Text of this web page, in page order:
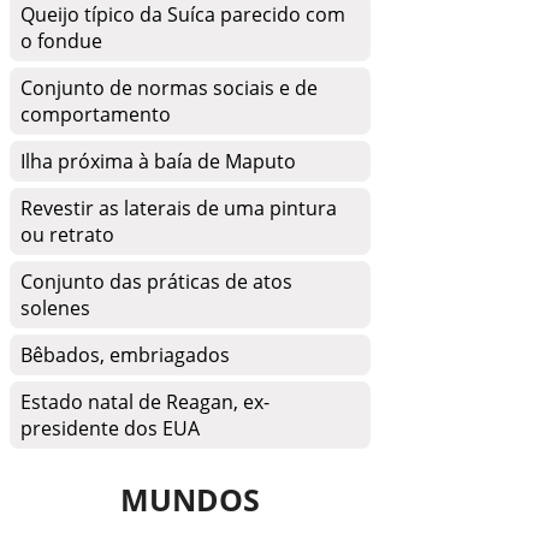
Queijo típico da Suíca parecido com
o fondue
Conjunto de normas sociais e de
comportamento
Ilha próxima à baía de Maputo
Revestir as laterais de uma pintura
ou retrato
Conjunto das práticas de atos
solenes
Bêbados, embriagados
Estado natal de Reagan, ex-
presidente dos EUA
MUNDOS